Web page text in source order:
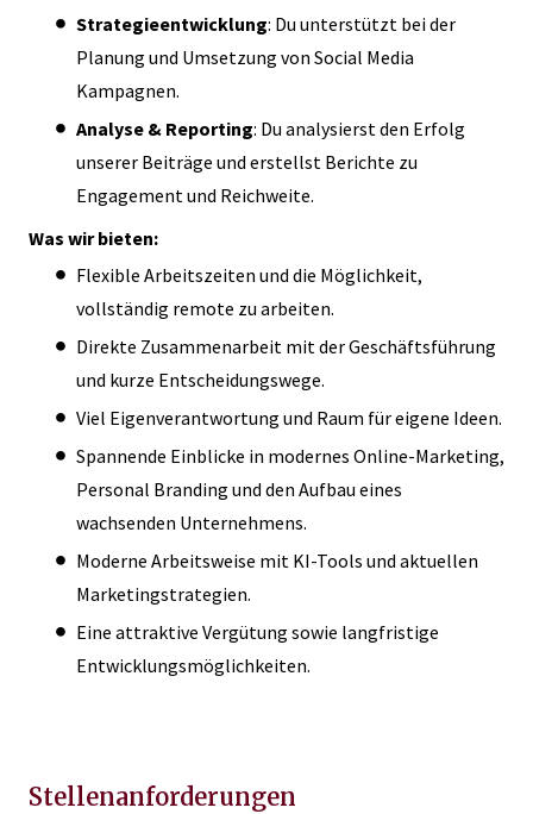
Strategieentwicklung: Du unterstützt bei der
Planung und Umsetzung von Social Media
Kampagnen.
Analyse & Reporting: Du analysierst den Erfolg
unserer Beiträge und erstellst Berichte zu
Engagement und Reichweite.
Was wir bieten:
Flexible Arbeitszeiten und die Möglichkeit,
vollständig remote zu arbeiten.
Direkte Zusammenarbeit mit der Geschäftsführung
und kurze Entscheidungswege.
Viel Eigenverantwortung und Raum für eigene Ideen.
Spannende Einblicke in modernes Online-Marketing,
Personal Branding und den Aufbau eines
wachsenden Unternehmens.
Moderne Arbeitsweise mit KI-Tools und aktuellen
Marketingstrategien.
Eine attraktive Vergütung sowie langfristige
Entwicklungsmöglichkeiten.
Stellenanforderungen